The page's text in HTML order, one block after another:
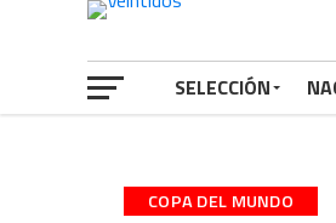
SELECCIÓN
COPA DEL MUNDO